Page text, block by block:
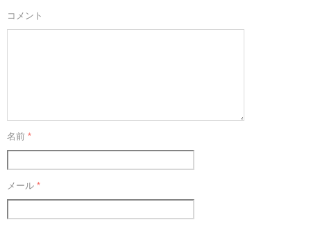
コメント
名前 *
メール *